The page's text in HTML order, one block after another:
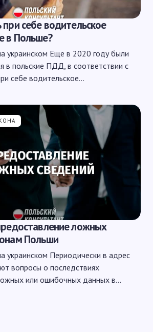
себе водительское
в Польше?
украинском Еще в 2020 году были
в польские ПДД, в соответствии с
себе водительское…
ложных
Польши
украинском Периодически в адрес
вопросы о последствиях
или ошибочных данных в…